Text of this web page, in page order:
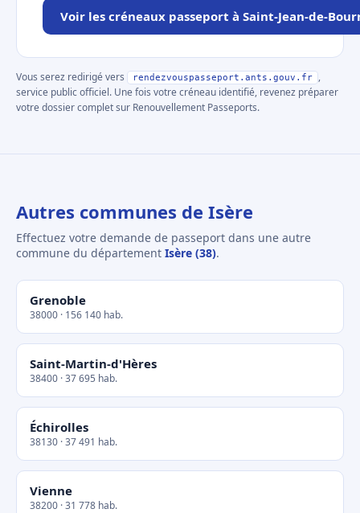
Voir les créneaux passeport à Saint-Jean-de-
Vous serez redirigé vers rendezvouspasseport.ants.gouv.fr
,
service public officiel. Une fois votre créneau identifié, revenez préparer
votre dossier complet sur Renouvellement Passeports.
Autres communes de Isère
Effectuez votre demande de passeport dans une autre
commune du département Isère (38).
Grenoble
38000 · 156 140 hab.
Saint-Martin-d'Hères
38400 · 37 695 hab.
Échirolles
38130 · 37 491 hab.
Vienne
38200 · 31 778 hab.